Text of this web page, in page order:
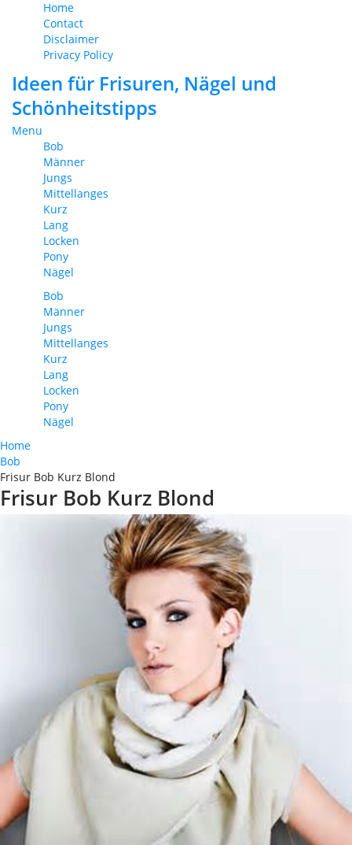
Home
Contact
Disclaimer
Privacy Policy
Ideen für Frisuren, Nägel und
Schönheitstipps
Menu
Bob
Männer
Jungs
Mittellanges
Kurz
Lang
Locken
Pony
Nägel
Bob
Männer
Jungs
Mittellanges
Kurz
Lang
Locken
Pony
Nägel
Home
Bob
Frisur Bob Kurz Blond
Frisur Bob Kurz Blond